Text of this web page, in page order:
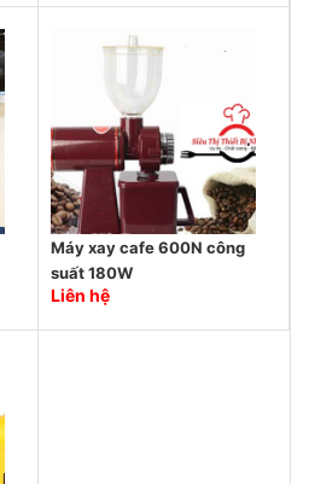
Máy xay cafe 600N công
suất 180W
Liên hệ